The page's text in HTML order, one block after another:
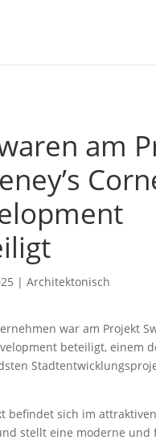
am
| Architektonisch
war am Projekt
beteiligt, einem
befindet sich im
stellt eine moderne und